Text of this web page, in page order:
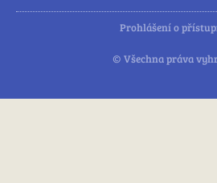
Prohlášení o
© Všechna práva